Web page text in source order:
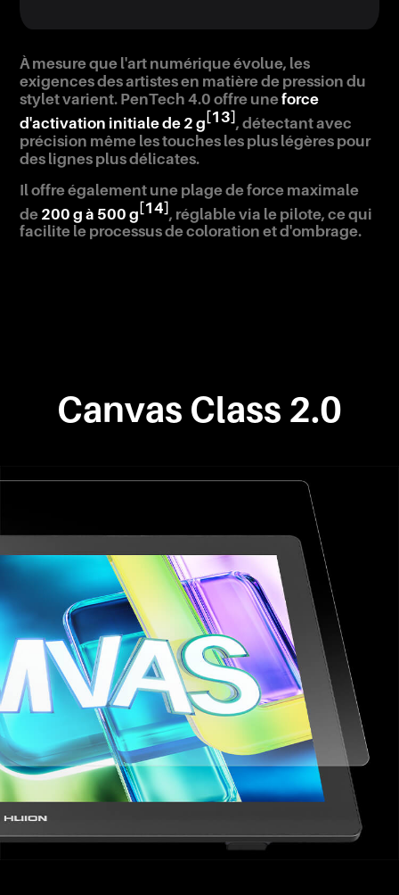
À mesure que l'art numérique évolue, les
exigences des artistes en matière de pression du
stylet varient. PenTech 4.0 offre uneforce
d'activation initiale de 2 g [13], détectant avec
précision même les touches les plus légères pour
des lignes plus délicates.
Il offre également une plage de force maximale
de 200 g à 500 g[14], réglable via le pilote, ce qui
facilite le processus de coloration et d'ombrage.
Canvas Class 2.0